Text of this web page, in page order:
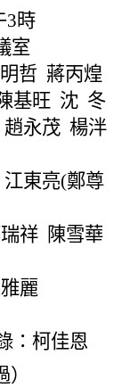
3時
室
哲 蔣丙煌
基旺 沈 冬
趙永茂 楊泮
江東亮(鄭尊
祥 陳雪華
麗
：柯佳恩